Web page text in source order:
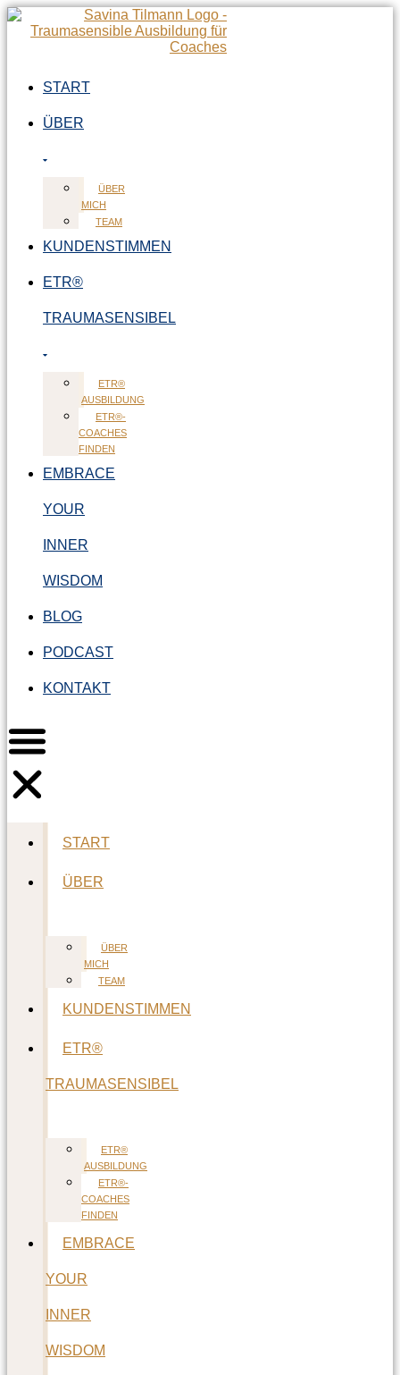
Zum
Inhalt
START
ÜBER
ÜBER
MICH
TEAM
KUNDENSTIMMEN
ETR®
TRAUMASENSIBEL
ETR®
AUSBILDUNG
ETR®-
COACHES
FINDEN
EMBRACE
YOUR
INNER
WISDOM
BLOG
PODCAST
KONTAKT
START
ÜBER
ÜBER
MICH
TEAM
KUNDENSTIMMEN
ETR®
TRAUMASENSIBEL
ETR®
AUSBILDUNG
ETR®-
COACHES
FINDEN
EMBRACE
YOUR
INNER
WISDOM